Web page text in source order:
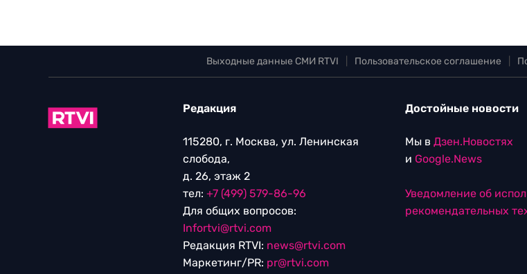
Выходные данные СМИ RTVI Пользовательское соглашение
Редакция
115280, г. Москва, ул. Ленинская
слобода,
д. 26, этаж 2
тел: +7 (499) 579-86-96
Для общих вопросов:
Infortvi@rtvi.com
Редакция RTVI: news@rtvi.com
Маркетинг/PR: pr@rtvi.com
Достойные новости
Мы в Дзен.Новостях
и Google.News
Уведомление об
рекомендательных